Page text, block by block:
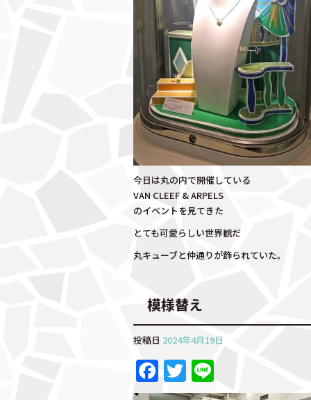
今日は丸の内で開催している
VAN CLEEF & ARPELS
のイベントを見てきた
とても可愛らしい世界観だ
丸キューブと仲通りが飾られていた。
模様替え
投稿日 2024年4月19日
F
a
T
w n